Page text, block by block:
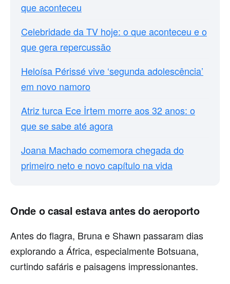
que aconteceu
Celebridade da TV hoje: o que aconteceu e o
que gera repercussão
Heloísa Périssé vive ‘segunda adolescência’
em novo namoro
Atriz turca Ece İrtem morre aos 32 anos: o
que se sabe até agora
Joana Machado comemora chegada do
primeiro neto e novo capítulo na vida
Onde o casal estava antes do aeroporto
Antes do flagra, Bruna e Shawn passaram dias
explorando a África, especialmente Botsuana,
curtindo safáris e paisagens impressionantes.